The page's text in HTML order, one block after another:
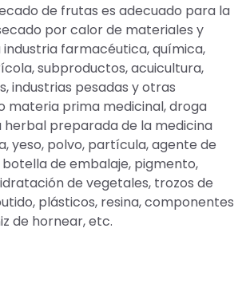
de frutas es adecuado para la
por calor de materiales y
farmacéutica, química,
subproductos, acuicultura,
industrias pesadas y otras
materia prima medicinal, droga
herbal preparada de la medicina
yeso, polvo, partícula, agente de
de embalaje, pigmento,
de vegetales, trozos de
plásticos, resina, componentes
de hornear, etc.